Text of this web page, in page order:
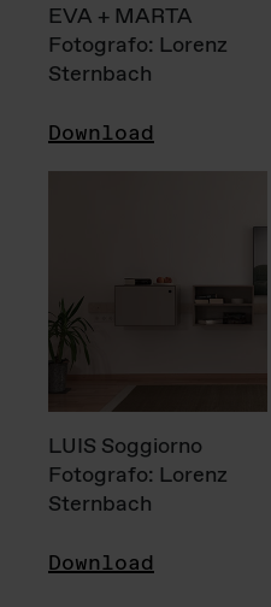
EVA + MARTA
Fotografo: Lorenz
Sternbach
Download
LUIS Soggiorno
Fotografo: Lorenz
Sternbach
Download